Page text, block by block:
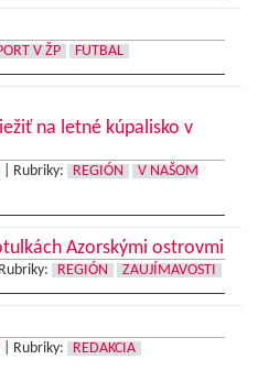
V ŽP FUTBAL
na letné kúpalisko v
Rubriky: REGIÓN
V NAŠOM
Azorskými ostrovmi
Rubriky: REGIÓN ZAUJÍMAVOSTI
Rubriky:
REDAKCIA